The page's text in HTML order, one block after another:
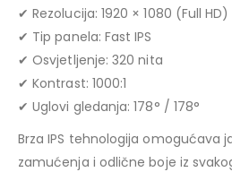
✔ Rezolucija: 1920 × 1080 (Full HD)
✔ Tip panela: Fast IPS
✔ Osvjetljenje: 320 nita
✔ Kontrast: 1000:1
✔ Uglovi gledanja: 178° / 178°
Brza IPS tehnologija omogućava
zamućenja i odlične boje iz